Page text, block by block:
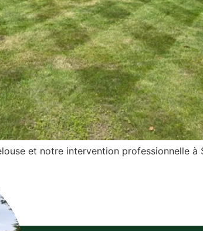
et notre intervention professionnelle à